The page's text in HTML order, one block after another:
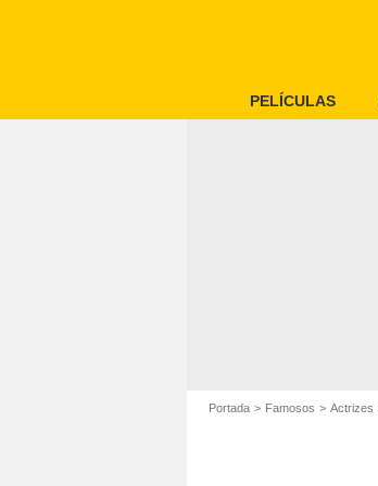
PELÍCULAS
Portada Famosos Actrizes